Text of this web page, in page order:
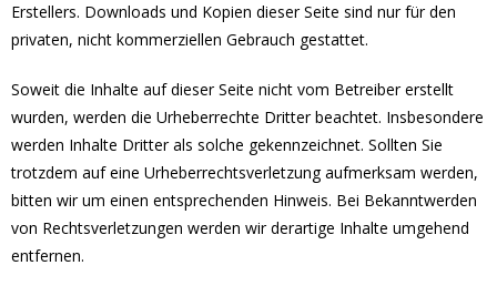
Erstellers. Downloads und Kopien dieser Seite sind nur für den
privaten, nicht kommerziellen Gebrauch gestattet.
Soweit die Inhalte auf dieser Seite nicht vom Betreiber erstellt
wurden, werden die Urheberrechte Dritter beachtet. Insbesondere
werden Inhalte Dritter als solche gekennzeichnet. Sollten Sie
trotzdem auf eine Urheberrechtsverletzung aufmerksam werden,
bitten wir um einen entsprechenden Hinweis. Bei Bekanntwerden
von Rechtsverletzungen werden wir derartige Inhalte umgehend
entfernen.